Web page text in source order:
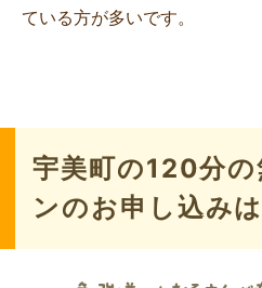
ている方が多いです。
宇美町の120分の
ンのお申し込み